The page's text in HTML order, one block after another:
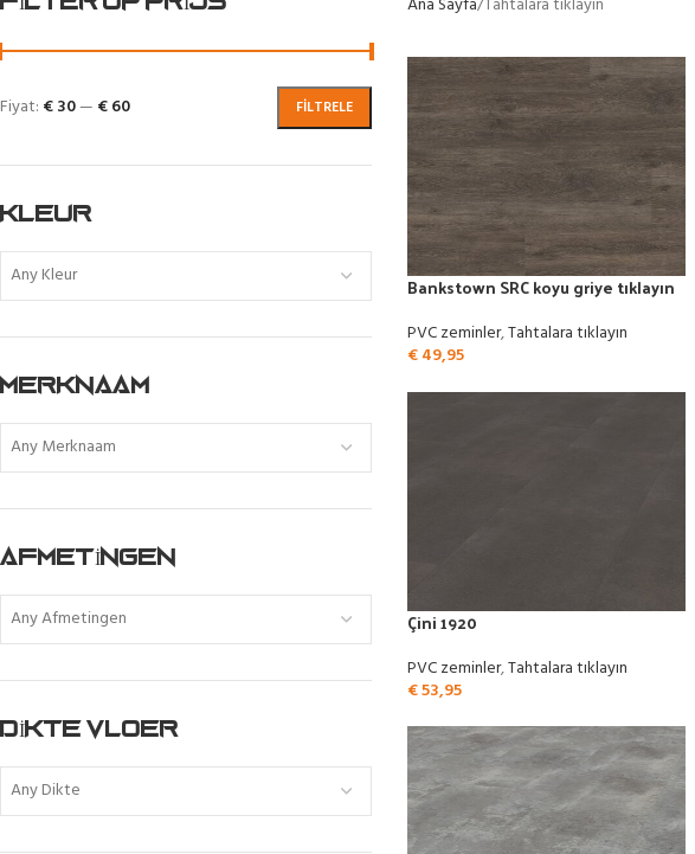
FILTRELE
Fiyat: € 30— € 60
KLEUR
Any Kleur
MERKNAAM
Any Merknaam
AFMETINGEN
Any Afmetingen
DIKTE VLOER
Any Dikte
Bankstown SRC koyu griye tıklayın
PVC zeminler,Tahtalara tıklayın
€49,95
Çini 1920
PVC zeminler,Tahtalara tıklayın
€53,95